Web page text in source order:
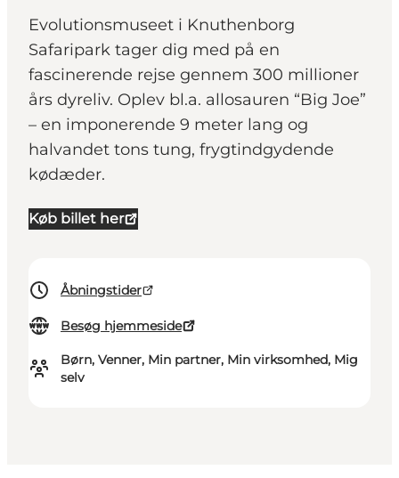
Evolutionsmuseet i Knuthenborg
Safaripark tager dig med på en
fascinerende rejse gennem 300 millioner
års dyreliv. Oplev bl.a. allosauren “Big Joe”
– en imponerende 9 meter lang og
halvandet tons tung, frygtindgydende
kødæder.
Køb billet her
Åbningstider
Besøg hjemmeside
Børn, Venner, Min partner, Min virksomhed, Mig
selv